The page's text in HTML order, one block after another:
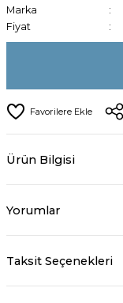
Marka
Fiyat
Ürün Bilgisi
Yorumlar
Taksit Seçenekleri